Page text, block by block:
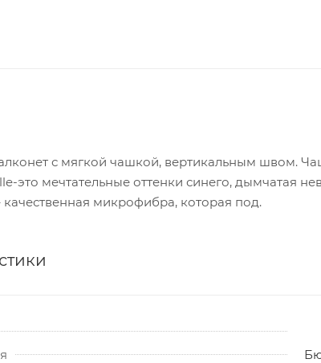
с мягкой чашкой, вертикальным швом.
это мечтательные оттенки синего, дымчатая
качественная микрофибра, которая под.